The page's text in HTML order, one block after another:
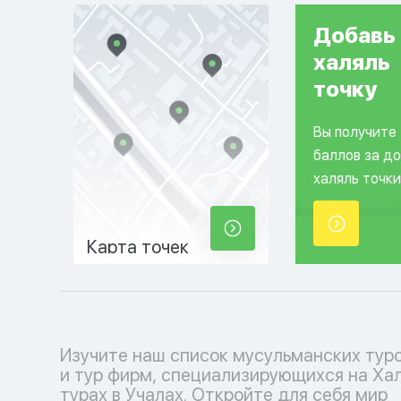
Карта точек
Добавь
халяль
точку
Вы получите
баллов за
халяль
Изучите наш список мусульманских
и тур фирм, специализирующихся на
турах в Учалах. Откройте для себя мир
соблюдения исламских традиций.
кофмортный отпуск с нашими
каждый момент наполнен умиротворением и